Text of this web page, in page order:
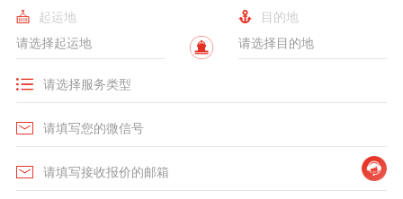
起运地 目的地